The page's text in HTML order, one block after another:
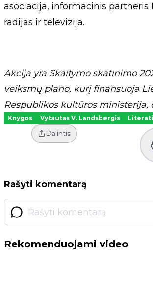
asociacija, informacinis partneris
radijas ir televizija.
Akcija yra Skaitymo skatinimo
veiksmų plano, kurį finansuoja
Respublikos kultūros ministerija,
Knygos Vytautas V. Landsbergis
Dalintis
Rašyti komentarą
Rekomenduojami video